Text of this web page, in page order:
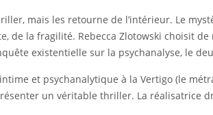
mais les retourne de l’intérieur. Le
de la fragilité. Rebecca Zlotowski choisit
existentielle sur la psychanalyse, le
et psychanalytique à la Vertigo (le
un véritable thriller. La réalisatrice